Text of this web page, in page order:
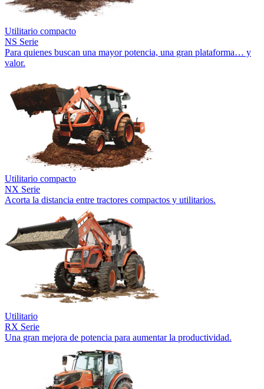
Utilitario compacto
NS Serie
Para quienes buscan una mayor potencia, una gran plataforma… y
valor.
Utilitario compacto
NX Serie
Acorta la distancia entre tractores compactos y utilitarios.
Utilitario
RX Serie
Una gran mejora de potencia para aumentar la productividad.